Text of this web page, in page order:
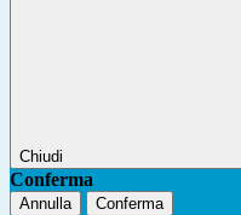
Chiudi
Conferma
Annulla Conferma